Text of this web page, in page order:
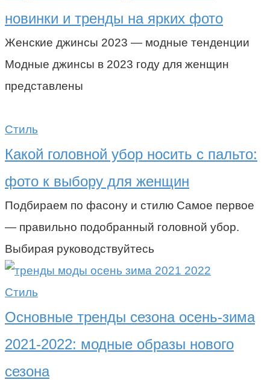
новинки и тренды на ярких фото
Женские джинсы 2023 — модные тенденции
Модные джинсы в 2023 году для женщин
представлены
Стиль
Какой головной убор носить с пальто:
фото к выбору для женщин
Подбираем по фасону и стилю Самое первое
— правильно подобранный головной убор.
Выбирая руководствуйтесь
Стиль
Основные тренды сезона осень-зима
2021-2022: модные образы нового
сезона